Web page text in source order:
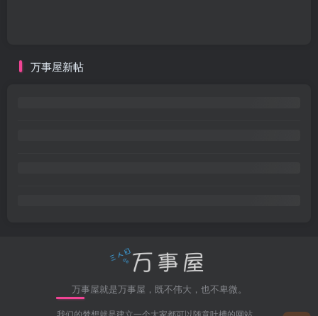
万事屋新帖
万事屋就是万事屋，既不伟大，也不卑微。